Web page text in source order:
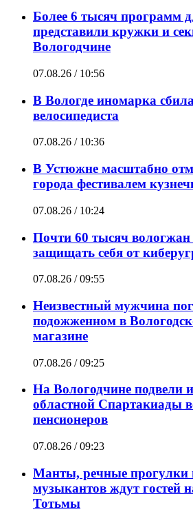
Более 6 тысяч программ
представили кружки и
Вологодчине
07.08.26 / 10:56
В Вологде иномарка
велосипедиста
07.08.26 / 10:36
В Устюжне масштабно
города фестивалем
07.08.26 / 10:24
Почти 60 тысяч вологжан
защищать себя от
07.08.26 / 09:55
Неизвестный мужчина
подожженном в
магазине
07.08.26 / 09:25
На Вологодчине подвели
областной Спартакиады
пенсионеров
07.08.26 / 09:23
Манты, речные прогулки
музыкантов ждут гостей
Тотьмы